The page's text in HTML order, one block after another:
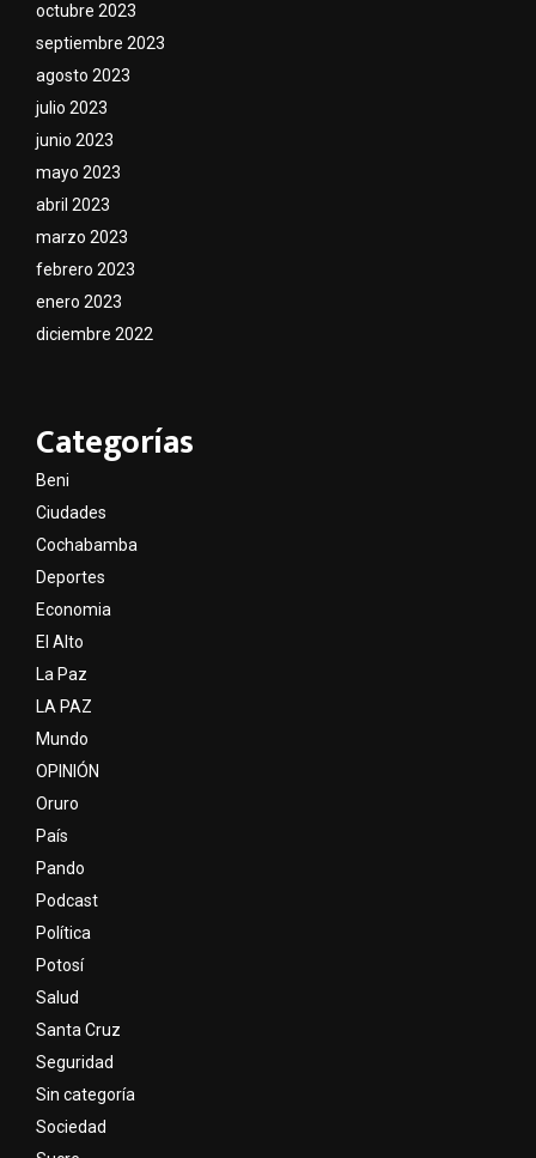
octubre 2023
septiembre 2023
agosto 2023
julio 2023
junio 2023
mayo 2023
abril 2023
marzo 2023
febrero 2023
enero 2023
diciembre 2022
Categorías
Beni
Ciudades
Cochabamba
Deportes
Economia
El Alto
La Paz
LA PAZ
Mundo
OPINIÓN
Oruro
País
Pando
Podcast
Política
Potosí
Salud
Santa Cruz
Seguridad
Sin categoría
Sociedad